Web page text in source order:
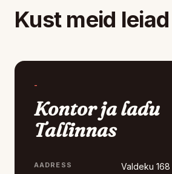
Kust meid leiad
-
Kontor ja ladu
Tallinnas
AADRESS
Valdeku 168